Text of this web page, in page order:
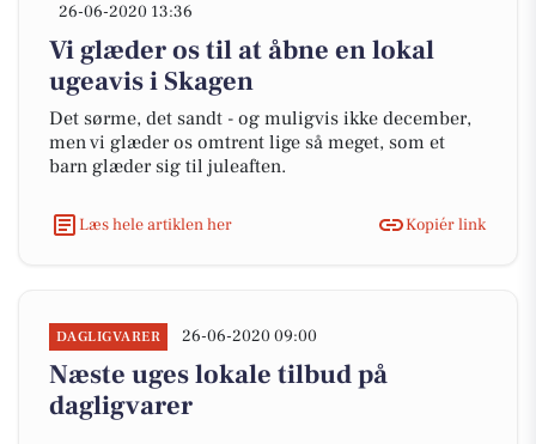
26-06-2020 13:36
Vi glæder os til at åbne en lokal
ugeavis i Skagen
Det sørme, det sandt - og muligvis ikke december,
men vi glæder os omtrent lige så meget, som et
barn glæder sig til juleaften.
Læs hele artiklen her Kopiér link
DAGLIGVARER 26-06-2020 09:00
Næste uges lokale tilbud på
dagligvarer